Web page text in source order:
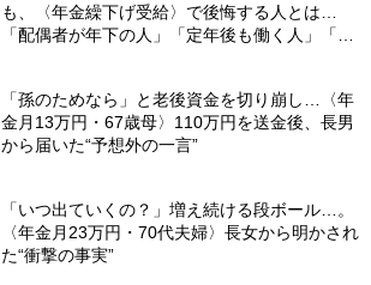
も、〈年金繰下げ受給〉で後悔する人とは…
「配偶者が年下の人」「定年後も働く人」「特
「孫のためなら」と老後資金を切り崩し…〈年
金月13万円・67歳母〉110万円を送金後、長男
から届いた“予想外の一言”
「いつ出ていくの？」増え続ける段ボール…。
〈年金月23万円・70代夫婦〉長女から明かされ
た“衝撃の事実”